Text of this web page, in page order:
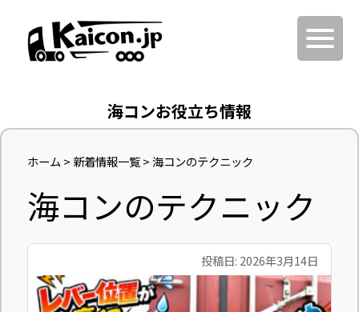
海コンお役立ち情報
ホーム > 新着情報一覧> 海コンのテクニック
海コンのテクニック
投稿日: 2026年3月14日